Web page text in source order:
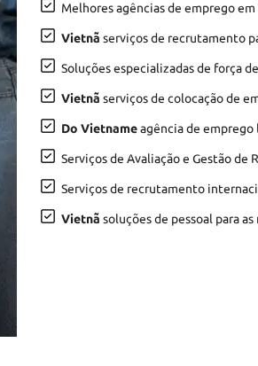
Melhores agências de emprego em
Vietnã serviços de recrutamento
Soluções especializadas de força
Vietnã serviços de colocação de
Do Vietnameagência de
Serviços de Avaliação e Gestão de
Serviços de recrutamento
Vietnã soluções de pessoal para